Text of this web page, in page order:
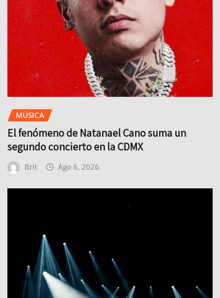
MÚSICA
El fenómeno de Natanael Cano suma un
segundo concierto en la CDMX
Brit Ago 6, 2026